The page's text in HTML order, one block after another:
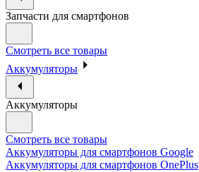
Запчасти для смартфонов
Смотреть все товары
Аккумуляторы
Аккумуляторы
Смотреть все товары
Аккумуляторы для смартфонов Google
Аккумуляторы для смартфонов OnePlus